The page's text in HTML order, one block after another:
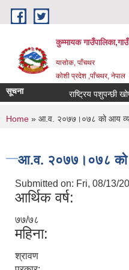
Skip to main content
कुम्मायक गाउँपालिका,गाउँ
यासोक, पाँचथर
कोशी प्रदेश ,पाँचथर, नेपाल
सूचना राष्ट्रिय पशुपन्छी
You are here
Home » आ.व. २०७७।०७८ को आय
आ.व. २०७७।०७८ को
Submitted on: Fri, 08/13/
आर्थिक वर्ष:
७७/७८
महिना:
श्रावण